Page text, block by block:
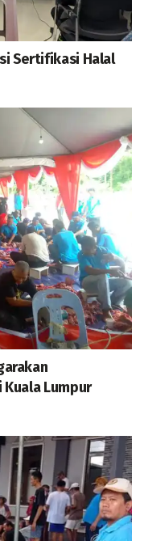
Sertifikasi Halal
Kuala Lumpur